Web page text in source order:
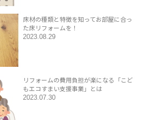
床材の種類と特徴を知ってお部屋に合っ
た床リフォームを！
2023.08.29
リフォームの費用負担が楽になる「こど
もエコすまい支援事業」とは
2023.07.30